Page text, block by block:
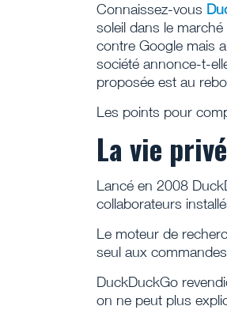
Connaissez-vous
soleil dans le
contre Google mais
société annonce-t-
proposée est au
Les points pour
La vie
Lancé en 2008
collaborateurs
Le moteur de
seul aux
DuckDuckGo
on ne peut plus